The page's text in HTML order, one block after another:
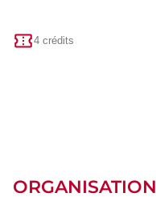
4 crédits
ORGANISATION